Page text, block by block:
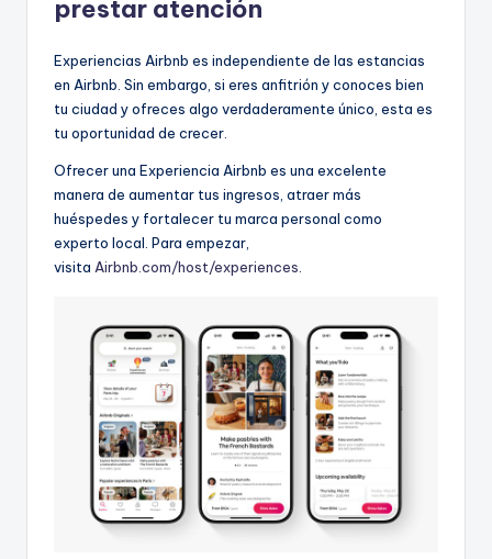
prestar atención
Experiencias Airbnb es independiente de las estancias
en Airbnb. Sin embargo, si eres anfitrión y conoces bien
tu ciudad y ofreces algo verdaderamente único, esta es
tu oportunidad de crecer.
Ofrecer una Experiencia Airbnb es una excelente
manera de aumentar tus ingresos, atraer más
huéspedes y fortalecer tu marca personal como
experto local. Para empezar,
visita Airbnb.com/host/experiences